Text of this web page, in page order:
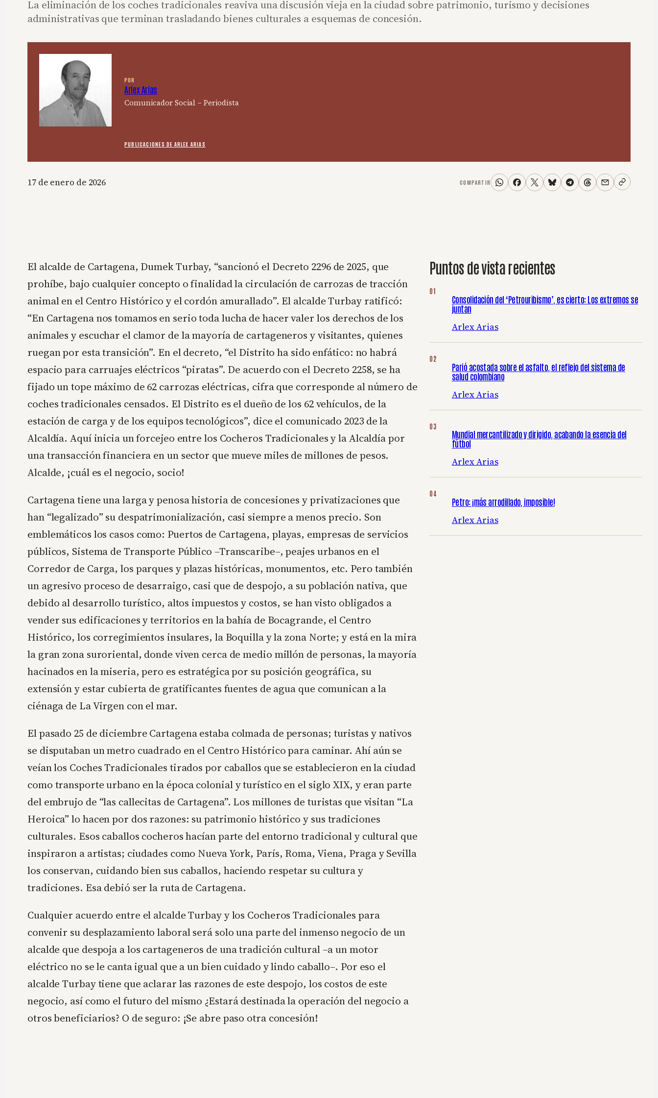
La eliminación de los coches tradicionales reaviva una discusión vieja en la ciudad sobre patrimonio, turismo y decisiones
administrativas que terminan trasladando bienes culturales a esquemas de concesión.
POR
Arlex Arias
Comunicador Social – Periodista
PUBLICACIONES DE ARLEX ARIAS
17 de enero de 2026 COMPARTIR
El alcalde de Cartagena, Dumek Turbay, “sancionó el Decreto 2296 de 2025, que
prohíbe, bajo cualquier concepto o finalidad la circulación de carrozas de tracción
animal en el Centro Histórico y el cordón amurallado”. El alcalde Turbay ratificó:
“En Cartagena nos tomamos en serio toda lucha de hacer valer los derechos de los
animales y escuchar el clamor de la mayoría de cartageneros y visitantes, quienes
ruegan por esta transición”. En el decreto, “el Distrito ha sido enfático: no habrá
espacio para carruajes eléctricos “piratas”. De acuerdo con el Decreto 2258, se ha
fijado un tope máximo de 62 carrozas eléctricas, cifra que corresponde al número de
coches tradicionales censados. El Distrito es el dueño de los 62 vehículos, de la
estación de carga y de los equipos tecnológicos”, dice el comunicado 2023 de la
Alcaldía. Aquí inicia un forcejeo entre los Cocheros Tradicionales y la Alcaldía por
una transacción financiera en un sector que mueve miles de millones de pesos.
Alcalde, ¡cuál es el negocio, socio!
Cartagena tiene una larga y penosa historia de concesiones y privatizaciones que
han “legalizado” su despatrimonialización, casi siempre a menos precio. Son
emblemáticos los casos como: Puertos de Cartagena, playas, empresas de servicios
públicos, Sistema de Transporte Público –Transcaribe–, peajes urbanos en el
Corredor de Carga, los parques y plazas históricas, monumentos, etc. Pero también
un agresivo proceso de desarraigo, casi que de despojo, a su población nativa, que
debido al desarrollo turístico, altos impuestos y costos, se han visto obligados a
vender sus edificaciones y territorios en la bahía de Bocagrande, el Centro
Histórico, los corregimientos insulares, la Boquilla y la zona Norte; y está en la mira
la gran zona suroriental, donde viven cerca de medio millón de personas, la mayoría
hacinados en la miseria, pero es estratégica por su posición geográfica, su
extensión y estar cubierta de gratificantes fuentes de agua que comunican a la
ciénaga de La Virgen con el mar.
El pasado 25 de diciembre Cartagena estaba colmada de personas; turistas y nativos
se disputaban un metro cuadrado en el Centro Histórico para caminar. Ahí aún se
veían los Coches Tradicionales tirados por caballos que se establecieron en la ciudad
como transporte urbano en la época colonial y turístico en el siglo XIX, y eran parte
del embrujo de “las callecitas de Cartagena”. Los millones de turistas que visitan “La
Heroica” lo hacen por dos razones: su patrimonio histórico y sus tradiciones
culturales. Esos caballos cocheros hacían parte del entorno tradicional y cultural que
inspiraron a artistas; ciudades como Nueva York, París, Roma, Viena, Praga y Sevilla
los conservan, cuidando bien sus caballos, haciendo respetar su cultura y
tradiciones. Esa debió ser la ruta de Cartagena.
Cualquier acuerdo entre el alcalde Turbay y los Cocheros Tradicionales para
convenir su desplazamiento laboral será solo una parte del inmenso negocio de un
alcalde que despoja a los cartageneros de una tradición cultural –a un motor
eléctrico no se le canta igual que a un bien cuidado y lindo caballo–. Por eso el
alcalde Turbay tiene que aclarar las razones de este despojo, los costos de este
negocio, así como el futuro del mismo ¿Estará destinada la operación del negocio a
otros beneficiarios? O de seguro: ¡Se abre paso otra concesión!
Puntos de vista recientes
Consolidación del ‘Petrouribismo’, es cierto: Los extremos se
juntan
Arlex Arias
Parió acostada sobre el asfalto, el reflejo del sistema de
salud colombiano
Arlex Arias
Mundial mercantilizado y dirigido, acabando la esencia del
fútbol
Arlex Arias
Petro: ¡más arrodillado, imposible!
Arlex Arias